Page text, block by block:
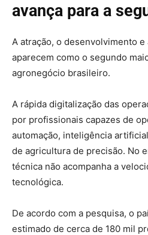
avança para a
A atração, o desenvolvimento
aparecem como o segundo
agronegócio brasileiro.
A rápida digitalização das
por profissionais capazes de
automação, inteligência
de agricultura de precisão. No
técnica não acompanha a
tecnológica.
De acordo com a pesquisa, o
estimado de cerca de 180 mil